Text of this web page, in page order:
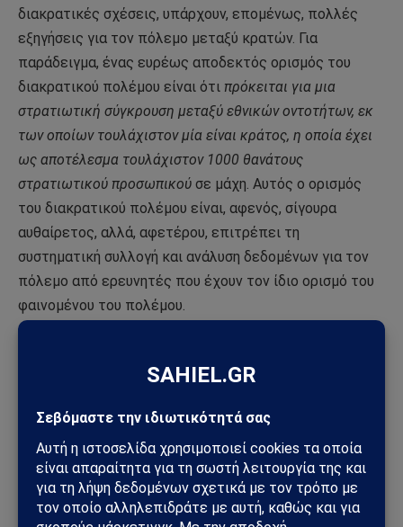
διακρατικές σχέσεις, υπάρχουν, επομένως, πολλές
εξηγήσεις για τον πόλεμο μεταξύ κρατών. Για
παράδειγμα, ένας ευρέως αποδεκτός ορισμός του
διακρατικού πολέμου είναι ότι πρόκειται για μια
στρατιωτική σύγκρουση μεταξύ εθνικών οντοτήτων, εκ
των οποίων τουλάχιστον μία είναι κράτος, η οποία έχει
ως αποτέλεσμα τουλάχιστον 1000 θανάτους
στρατιωτικού προσωπικού σε μάχη. Αυτός ο ορισμός
του διακρατικού πολέμου είναι, αφενός, σίγουρα
αυθαίρετος, αλλά, αφετέρου, επιτρέπει τη
συστηματική συλλογή και ανάλυση δεδομένων για τον
πόλεμο από ερευνητές που έχουν τον ίδιο ορισμό του
φαινομένου του πολέμου.
περιλαμβάνει, εκτός από τον διακρατικό πόλεμο, τους
ενός μη κρατικού φορέα εκτός των συνόρων του και
τους ενδοκρατικούς πολέμους μεταξύ δύο ομάδων
εντός των συνόρων του ίδιου κράτους (στην
πραγματικότητα, εμφύλιους πολέμους). Σε περαιτέρω
αναλύσεις του πολέμου, είναι απαραίτητο να εισαχθούν